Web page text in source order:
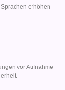
erhöhen
vor Aufnahme